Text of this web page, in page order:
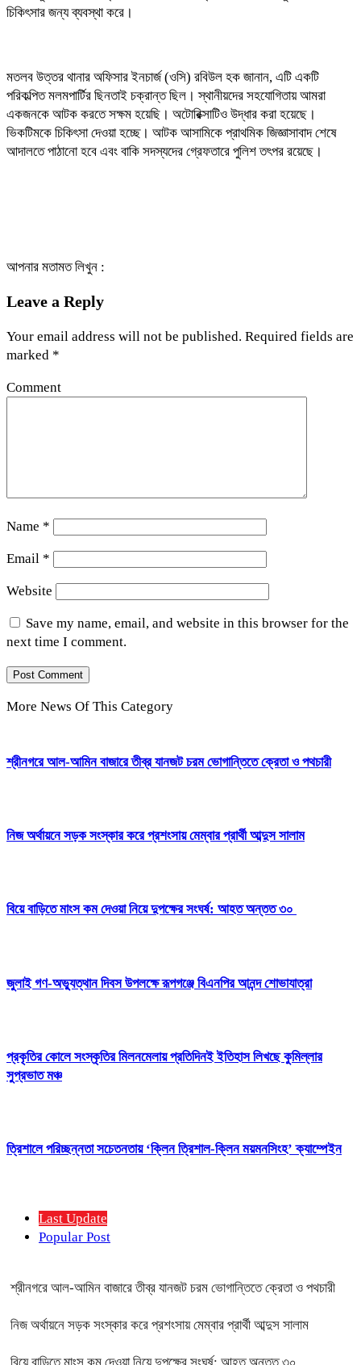
চিকিৎসার জন্য ব্যবস্থা করে।
মতলব উত্তর থানার অফিসার ইনচার্জ (ওসি) রবিউল হক জানান, এটি একটি
পরিকল্পিত মলমপার্টির ছিনতাই চক্রান্ত ছিল। স্থানীয়দের সহযোগিতায় আমরা
একজনকে আটক করতে সক্ষম হয়েছি। অটোরিক্সাটিও উদ্ধার করা হয়েছে।
ভিকটিমকে চিকিৎসা দেওয়া হচ্ছে। আটক আসামিকে প্রাথমিক জিজ্ঞাসাবাদ শেষে
আদালতে পাঠানো হবে এবং বাকি সদস্যদের গ্রেফতারে পুলিশ তৎপর রয়েছে।
আপনার মতামত লিখুন :
Leave a Reply
Your email address will not be published. Required fields are
marked *
Comment
Name *
Email *
Website
Save my name, email, and website in this browser for the
next time I comment.
More News Of This Category
শ্রীনগরে আল-আমিন বাজারে তীব্র যানজট চরম ভোগান্তিতে ক্রেতা ও পথচারী
নিজ অর্থায়নে সড়ক সংস্কার করে প্রশংসায় মেম্বার প্রার্থী আব্দুস সালাম
বিয়ে বাড়িতে মাংস কম দেওয়া নিয়ে দুপক্ষের সংঘর্ষ: আহত অন্তত ৩০ ​
জুলাই গণ-অভ্যুত্থান দিবস উপলক্ষে রূপগঞ্জে বিএনপির আনন্দ শোভাযাত্রা
প্রকৃতির কোলে সংস্কৃতির মিলনমেলায় প্রতিদিনই ইতিহাস লিখছে কুমিল্লার
সুপ্রভাত মঞ্চ
ত্রিশালে পরিচ্ছন্নতা সচেতনতায় ‘ক্লিন ত্রিশাল-ক্লিন ময়মনসিংহ’ ক্যাম্পেইন
Last Update
Popular Post
শ্রীনগরে আল-আমিন বাজারে তীব্র যানজট চরম ভোগান্তিতে ক্রেতা ও পথচারী
নিজ অর্থায়নে সড়ক সংস্কার করে প্রশংসায় মেম্বার প্রার্থী আব্দুস সালাম
বিয়ে বাড়িতে মাংস কম দেওয়া নিয়ে দুপক্ষের সংঘর্ষ: আহত অন্তত ৩০ ​